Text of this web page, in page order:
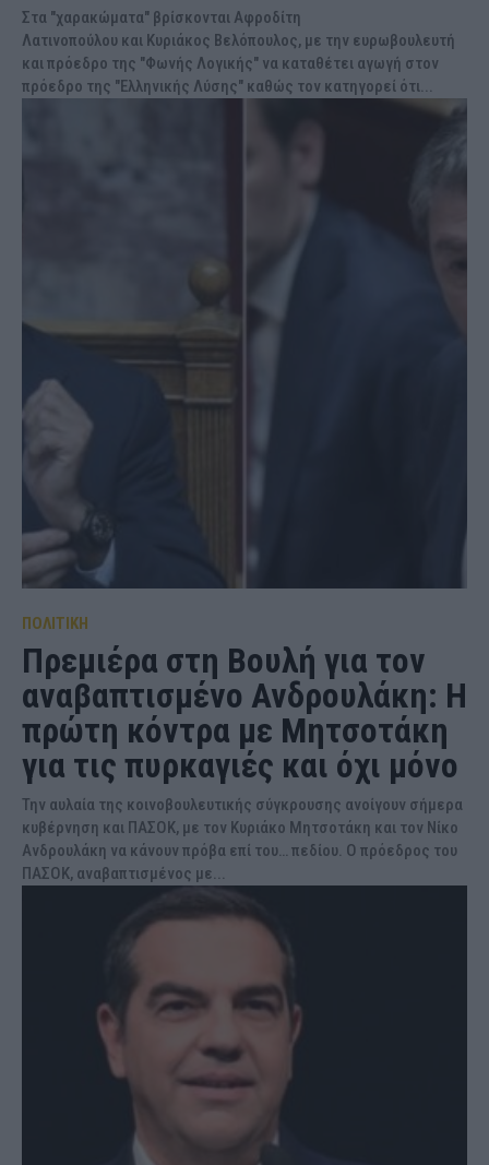
Στα "χαρακώματα" βρίσκονται Αφροδίτη
Λατινοπούλου και Κυριάκος Βελόπουλος, με την ευρωβουλευτή
και πρόεδρο της "Φωνής Λογικής" να καταθέτει αγωγή στον
πρόεδρο της "Ελληνικής Λύσης" καθώς τον κατηγορεί ότι...
ΠΟΛΙΤΙΚΗ
Πρεμιέρα στη Βουλή για τον
αναβαπτισμένο Ανδρουλάκη: Η
πρώτη κόντρα με Μητσοτάκη
για τις πυρκαγιές και όχι μόνο
Την αυλαία της κοινοβουλευτικής σύγκρουσης ανοίγουν σήμερα
κυβέρνηση και ΠΑΣΟΚ, με τον Κυριάκο Μητσοτάκη και τον Νίκο
Ανδρουλάκη να κάνουν πρόβα επί του… πεδίου. Ο πρόεδρος του
ΠΑΣΟΚ, αναβαπτισμένος με...